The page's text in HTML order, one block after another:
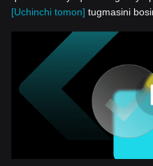
[Uchinchi tomon] tugmasini